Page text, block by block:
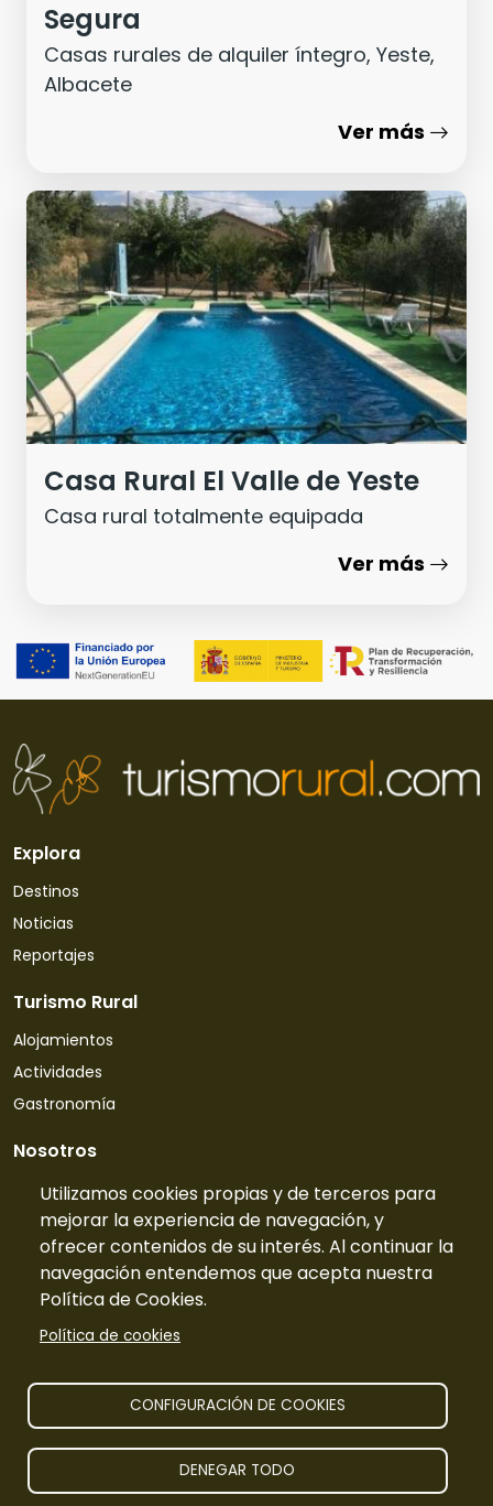
Segura
Casas rurales de alquiler íntegro, Yeste,
Albacete
Ver más
Casa Rural El Valle de Yeste
Casa rural totalmente equipada
Ver más
Utilizamos cookies propias y de terceros para
mejorar la experiencia de navegación, y
ofrecer contenidos de su interés. Al continuar la
navegación entendemos que acepta nuestra
Política de Cookies.
Política de cookies
CONFIGURACIÓN DE COOKIES
DENEGAR TODO
Explora
Destinos
Noticias
Reportajes
Turismo Rural
Alojamientos
Actividades
Gastronomía
Nosotros
Quiénes somos
Contacto
Tarifas
Preguntas frecuentes
Información
Aviso legal